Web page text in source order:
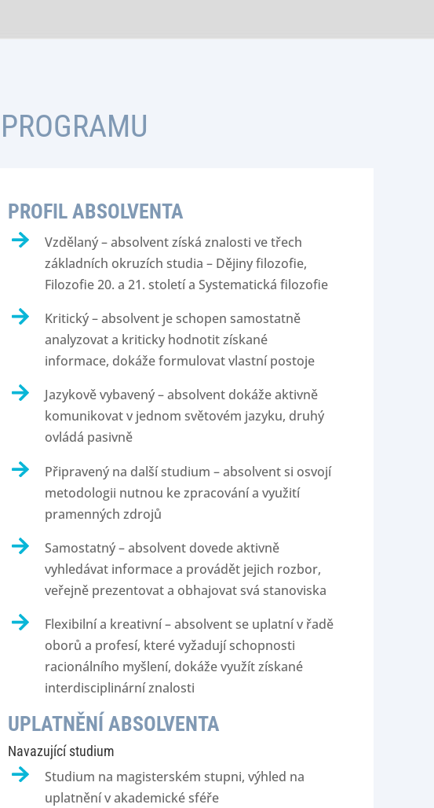
PROFIL ABSOLVENTA
Vzdělaný – absolvent získá znalosti ve třech
základních okruzích studia – Dějiny filozofie,
Filozofie 20. a 21. století a Systematická filozofie
Kritický – absolvent je schopen samostatně
analyzovat a kriticky hodnotit získané
informace, dokáže formulovat vlastní postoje
Jazykově vybavený – absolvent dokáže aktivně
komunikovat v jednom světovém jazyku, druhý
ovládá pasivně
Připravený na další studium – absolvent si osvojí
metodologii nutnou ke zpracování a využití
pramenných zdrojů
Samostatný – absolvent dovede aktivně
vyhledávat informace a provádět jejich rozbor,
veřejně prezentovat a obhajovat svá stanoviska
Flexibilní a kreativní – absolvent se uplatní v řadě
oborů a profesí, které vyžadují schopnosti
racionálního myšlení, dokáže využít získané
interdisciplinární znalosti
UPLATNĚNÍ ABSOLVENTA
Navazující studium
Studium na magisterském stupni, výhled na
uplatnění v akademické sféře